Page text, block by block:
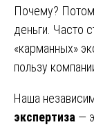
Почему?
деньги. Часто
«карманных»
пользу
Наша
экспертиза —